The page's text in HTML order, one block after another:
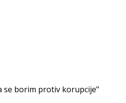
se borim protiv korupcije"